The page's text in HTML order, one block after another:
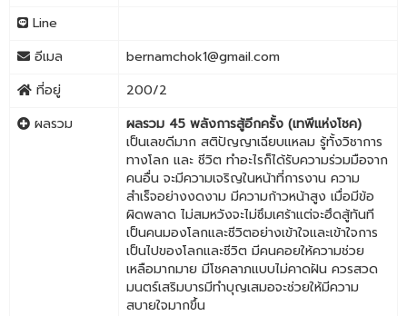
Line
อีเมล
bernamchok1@gmail.com
ที่อยู่
200/2
ผลรวม
ผลรวม 45 พลังการสู้อีกครั้ง (เทพีแห่งโชค)
เป็นเลขดีมาก สติปัญญาเฉียบแหลม รู้ทั้งวิชาการ
ทางโลก และ ชีวิต ทำอะไรก็ได้รับความร่วมมือจาก
คนอื่น จะมีความเจริญในหน้าที่การงาน ความ
สำเร็จอย่างงดงาม มีความก้าวหน้าสูง เมื่อมีข้อ
ผิดพลาด ไม่สมหวังจะไม่ซึมเศร้าแต่จะฮึดสู้ทันที
เป็นคนมองโลกและชีวิตอย่างเข้าใจและเข้าใจการ
เป็นไปของโลกและชีวิต มีคนคอยให้ความช่วย
เหลือมากมาย มีโชคลาภแบบไม่คาดฝัน ควรสวด
มนตร์เสริมบารมีทำบุญเสมอจะช่วยให้มีความ
สบายใจมากขึ้น